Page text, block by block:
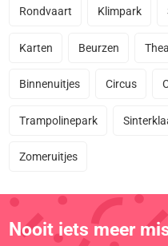
Rondvaart Klimpark
Karten Beurzen
Binnenuitjes Circus
Trampolinepark
Zomeruitjes
Nooit iets meer